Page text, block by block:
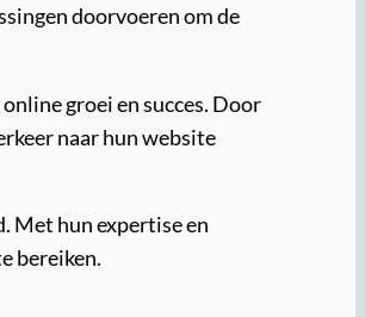
doorvoeren om de
groei en succes. Door
naar hun website
Met hun expertise en
bereiken.